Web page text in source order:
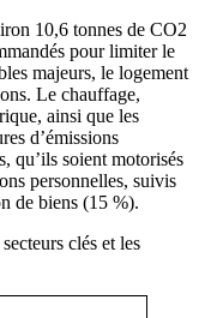
10,6 tonnes de CO2
pour limiter le
majeurs, le logement
Le chauffage,
ainsi que les
d’émissions
qu’ils soient motorisés
personnelles, suivis
de biens (15 %).
clés et les